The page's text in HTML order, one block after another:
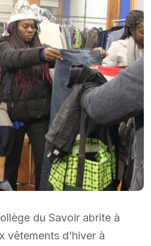
du Savoir abrite à
vêtements d’hiver à